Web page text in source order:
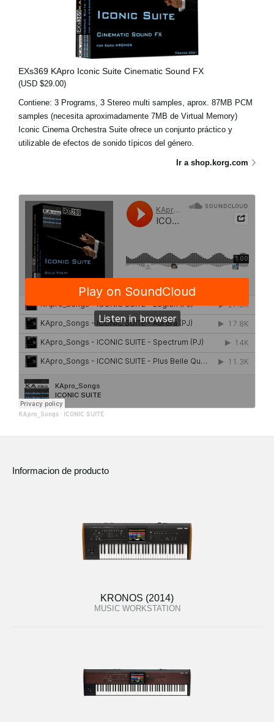
EXs369 KApro Iconic Suite Cinematic Sound FX
(USD $29.00)
Contiene: 3 Programs, 3 Stereo multi samples, aprox. 87MB PCM
samples (necesita aproximadamente 7MB de Virtual Memory)
Iconic Cinema Orchestra Suite ofrece un conjunto práctico y
utilizable de efectos de sonido típicos del género.
Ir a shop.korg.com
KApro_Songs · ICONIC SUITE
Informacion de producto
KRONOS (2014)
MUSIC WORKSTATION